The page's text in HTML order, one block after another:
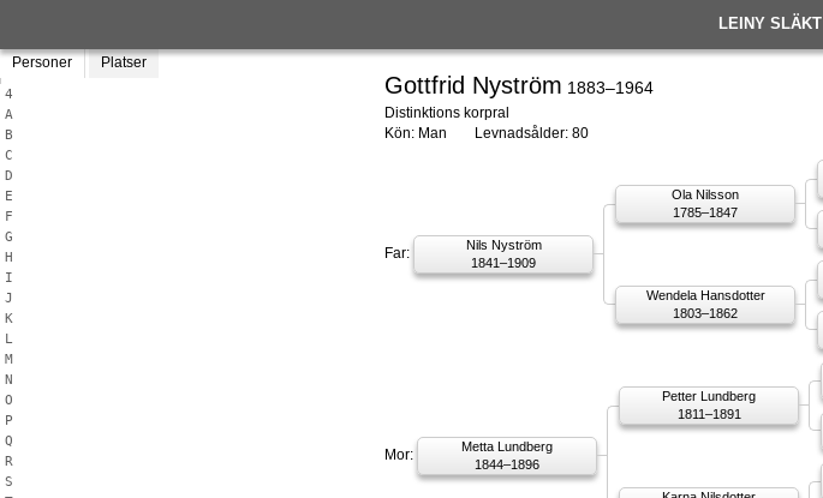
LEINY SLÄKT
Personer Platser
4
A
B
C
D
E
F
G
H
I
J
K
L
M
N
O
P
Q
R
S
Gottfrid Nyström 1883–1964
Distinktions korpral
Kön: Man
Levnadsålder: 80
Far:
Nils Nyström
1841–1909
Ola Nilsson
1785–1847
Wendela Hansdotter
1803–1862
Mor:
Metta Lundberg
1844–1896
Petter Lundberg
1811–1891